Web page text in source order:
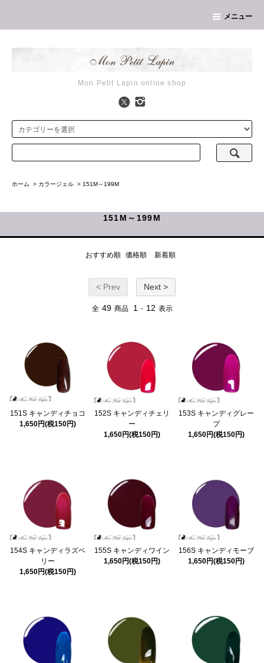
メニュー
Mon Petit Lapin online shop
ホーム > カラージェル > 151M～199M
151M～199M
おすすめ順 価格順 新着順
< Prev Next >
全 49 商品 1 - 12 表示
151S キャンディチョコ
1,650円(税150円)
152S キャンディチェリ
ー
1,650円(税150円)
153S キャンディグレー
プ
1,650円(税150円)
154S キャンディラズベ
リー
1,650円(税150円)
155S キャンディワイン
1,650円(税150円)
156S キャンディモーブ
1,650円(税150円)